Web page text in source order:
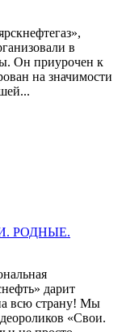
в
Он приурочен к
на значимости
РОДНЫЕ.
дарит
всю страну! Мы
«Свои.